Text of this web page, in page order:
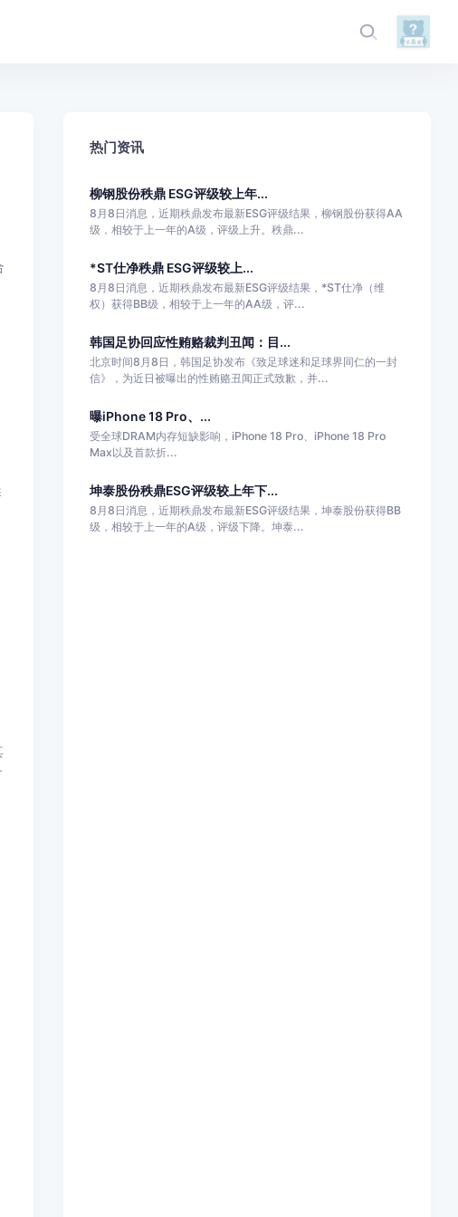
热门资讯
柳钢股份秩鼎 ESG评级较上年...
8月8日消息，近期秩鼎发布最新ESG评级结果，柳钢股份获得AA
级，相较于上一年的A级，评级上升。秩鼎...
*ST仕净秩鼎 ESG评级较上...
8月8日消息，近期秩鼎发布最新ESG评级结果，*ST仕净（维
权）获得BB级，相较于上一年的AA级，评...
韩国足协回应性贿赂裁判丑闻：目...
北京时间8月8日，韩国足协发布《致足球迷和足球界同仁的一封
信》，为近日被曝出的性贿赂丑闻正式致歉，并...
曝iPhone 18 Pro、...
受全球DRAM内存短缺影响，iPhone 18 Pro、iPhone 18 Pro
Max以及首款折...
坤泰股份秩鼎ESG评级较上年下...
8月8日消息，近期秩鼎发布最新ESG评级结果，坤泰股份获得BB
级，相较于上一年的A级，评级下降。坤泰...